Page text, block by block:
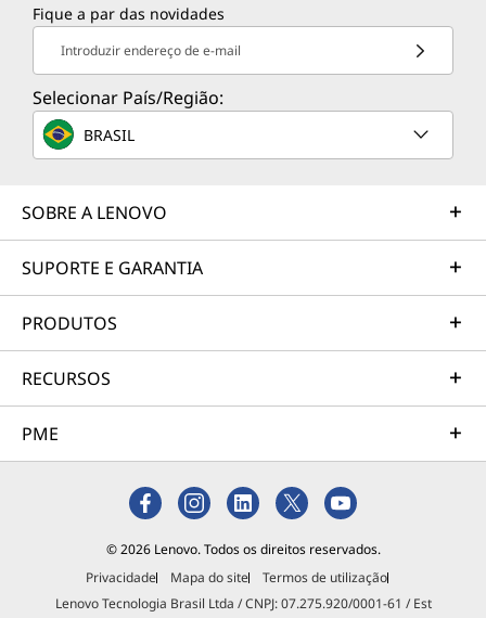
Fique a par das novidades
Introduzir endereço de e-mail
Selecionar País/Região:
BRASIL
SOBRE A LENOVO
SUPORTE E GARANTIA
PRODUTOS
RECURSOS
PME
© 2026 Lenovo. Todos os direitos reservados.
Privacidade
Mapa do site
Termos de utilização
Lenovo Tecnologia Brasil Ltda / CNPJ: 07.275.920/0001-61 / Est